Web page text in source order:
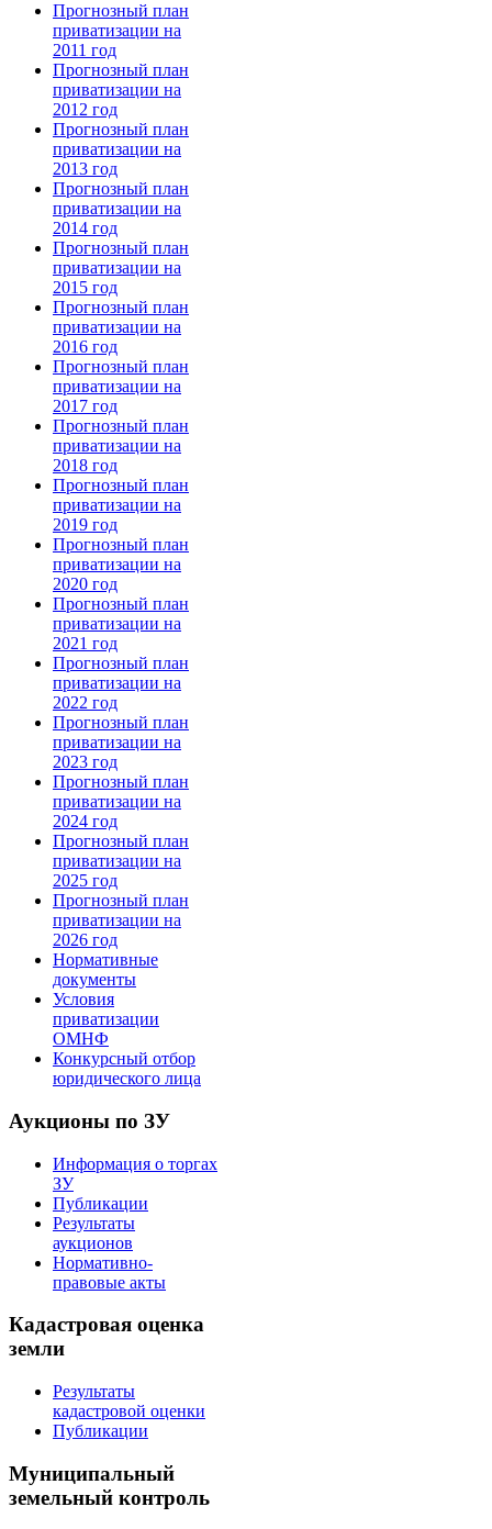
Прогнозный план
приватизации на
2011 год
Прогнозный план
приватизации на
2012 год
Прогнозный план
приватизации на
2013 год
Прогнозный план
приватизации на
2014 год
Прогнозный план
приватизации на
2015 год
Прогнозный план
приватизации на
2016 год
Прогнозный план
приватизации на
2017 год
Прогнозный план
приватизации на
2018 год
Прогнозный план
приватизации на
2019 год
Прогнозный план
приватизации на
2020 год
Прогнозный план
приватизации на
2021 год
Прогнозный план
приватизации на
2022 год
Прогнозный план
приватизации на
2023 год
Прогнозный план
приватизации на
2024 год
Прогнозный план
приватизации на
2025 год
Прогнозный план
приватизации на
2026 год
Нормативные
документы
Условия
приватизации
ОМНФ
Конкурсный отбор
юридического лица
Аукционы по ЗУ
Информация о торгах
ЗУ
Публикации
Результаты
аукционов
Нормативно-
правовые акты
Кадастровая оценка
земли
Результаты
кадастровой оценки
Публикации
Муниципальный
земельный контроль